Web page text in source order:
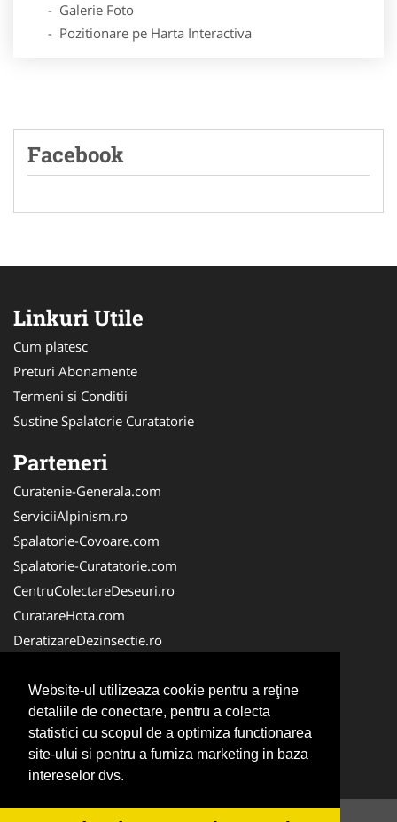
Website-ul utilizeaza cookie pentru a reţine
detaliile de conectare, pentru a colecta
statistici cu scopul de a optimiza functionarea
site-ului si pentru a furniza marketing in baza
intereselor dvs.
- Galerie Foto
- Pozitionare pe Harta Interactiva
Facebook
Linkuri Utile
Cum platesc
Preturi Abonamente
Termeni si Conditii
Sustine Spalatorie Curatatorie
Parteneri
Curatenie-Generala.com
ServiciiAlpinism.ro
Spalatorie-Covoare.com
Spalatorie-Curatatorie.com
CentruColectareDeseuri.ro
CuratareHota.com
DeratizareDezinsectie.ro
ColectareDeseuriMedicale.com
FirmaDeratizare.ro
Service-Reparatii.com
Servicii-DDD.com